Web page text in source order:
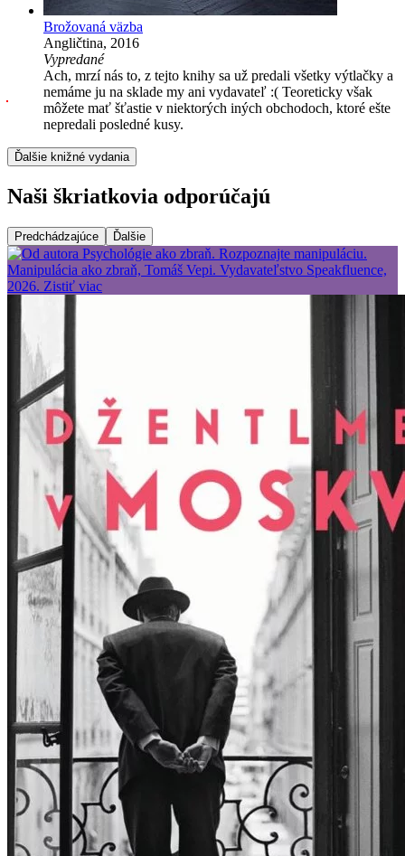
Brožovaná väzba
Angličtina, 2016
Vypredané
Ach, mrzí nás to, z tejto knihy sa už predali všetky výtlačky a
nemáme ju na sklade my ani vydavateľ :( Teoreticky však
môžete mať šťastie v niektorých iných obchodoch, ktoré ešte
nepredali posledné kusy.
Ďalšie knižné vydania
Naši škriatkovia odporúčajú
Predchádzajúce Ďalšie